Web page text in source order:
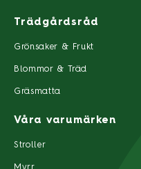
Trädgårdsråd
Grönsaker & Frukt
Blommor & Träd
Gräsmatta
Våra varumärken
Stroller